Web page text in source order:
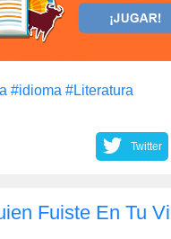
#idioma #Literatura
Twitter
Fuiste En Tu